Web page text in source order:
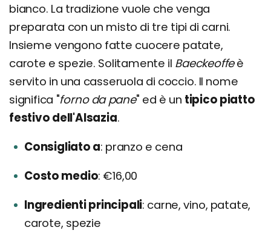
bianco. La tradizione vuole che venga
preparata con un misto di tre tipi di carni.
Insieme vengono fatte cuocere patate,
carote e spezie. Solitamente il Baeckeoffeè
servito in una casseruola di coccio. Il nome
significa "forno da pane" ed è un tipico piatto
festivo dell'Alsazia.
Consigliato a pranzo e cena
Costo medio €16,00
Ingredienti principali carne, vino, patate,
carote, spezie